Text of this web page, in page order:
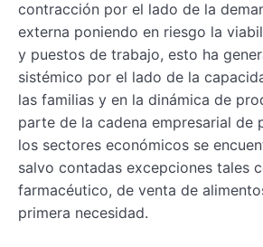
contracción por el lado de la
externa poniendo en riesgo la
y puestos de trabajo, esto ha
sistémico por el lado de la
las familias y en la dinámica de
parte de la cadena empresarial de
los sectores económicos se
salvo contadas excepciones tales
farmacéutico, de venta de
primera necesidad.